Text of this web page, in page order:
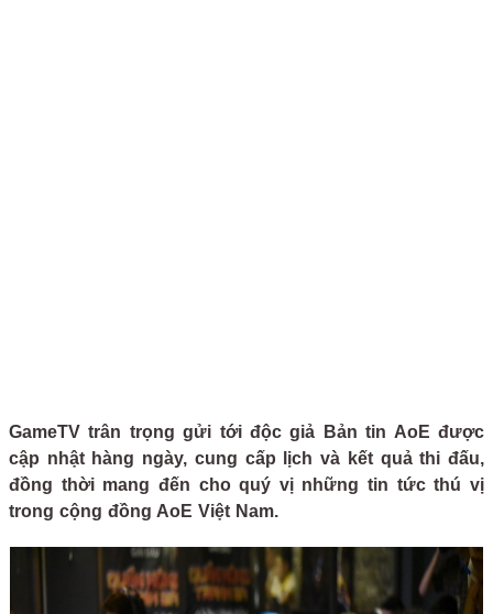
GameTV trân trọng gửi tới độc giả Bản tin AoE được
cập nhật hàng ngày, cung cấp lịch và kết quả thi đấu,
đồng thời mang đến cho quý vị những tin tức thú vị
trong cộng đồng AoE Việt Nam.